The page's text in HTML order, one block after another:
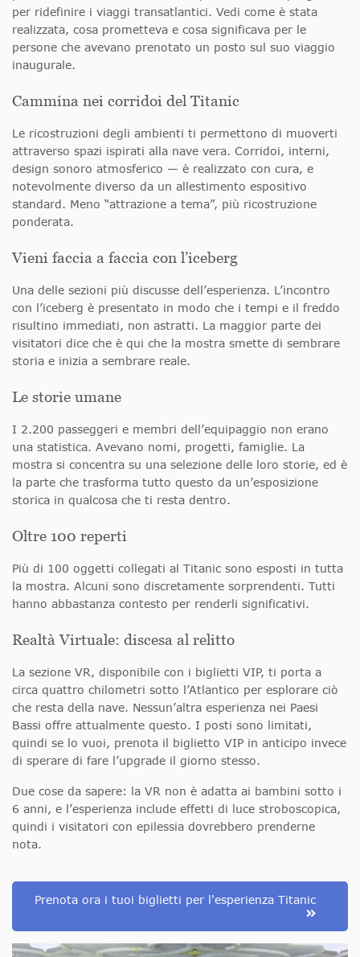
per ridefinire i viaggi transatlantici. Vedi come è stata
realizzata, cosa prometteva e cosa significava per le
persone che avevano prenotato un posto sul suo viaggio
inaugurale.
Cammina nei corridoi del Titanic
Le ricostruzioni degli ambienti ti permettono di muoverti
attraverso spazi ispirati alla nave vera. Corridoi, interni,
design sonoro atmosferico — è realizzato con cura, e
notevolmente diverso da un allestimento espositivo
standard. Meno “attrazione a tema”, più ricostruzione
ponderata.
Vieni faccia a faccia con l’iceberg
Una delle sezioni più discusse dell’esperienza. L’incontro
con l’iceberg è presentato in modo che i tempi e il freddo
risultino immediati, non astratti. La maggior parte dei
visitatori dice che è qui che la mostra smette di sembrare
storia e inizia a sembrare reale.
Le storie umane
I 2.200 passeggeri e membri dell’equipaggio non erano
una statistica. Avevano nomi, progetti, famiglie. La
mostra si concentra su una selezione delle loro storie, ed è
la parte che trasforma tutto questo da un’esposizione
storica in qualcosa che ti resta dentro.
Oltre 100 reperti
Più di 100 oggetti collegati al Titanic sono esposti in tutta
la mostra. Alcuni sono discretamente sorprendenti. Tutti
hanno abbastanza contesto per renderli significativi.
Realtà Virtuale: discesa al relitto
La sezione VR, disponibile con i biglietti VIP, ti porta a
circa quattro chilometri sotto l’Atlantico per esplorare ciò
che resta della nave. Nessun’altra esperienza nei Paesi
Bassi offre attualmente questo. I posti sono limitati,
quindi se lo vuoi, prenota il biglietto VIP in anticipo invece
di sperare di fare l’upgrade il giorno stesso.
Due cose da sapere: la VR non è adatta ai bambini sotto i
6 anni, e l’esperienza include effetti di luce stroboscopica,
quindi i visitatori con epilessia dovrebbero prenderne
nota.
Prenota ora i tuoi biglietti per l'esperienza Titanic